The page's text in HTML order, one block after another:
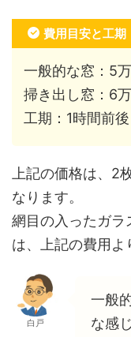
費用目安と工期
一般的な窓：5
掃き出し窓：6
工期：1時間前後
上記の価格は、2
なります。
網目の入ったガラ
は、上記の費用よ
白戸
一般
な感